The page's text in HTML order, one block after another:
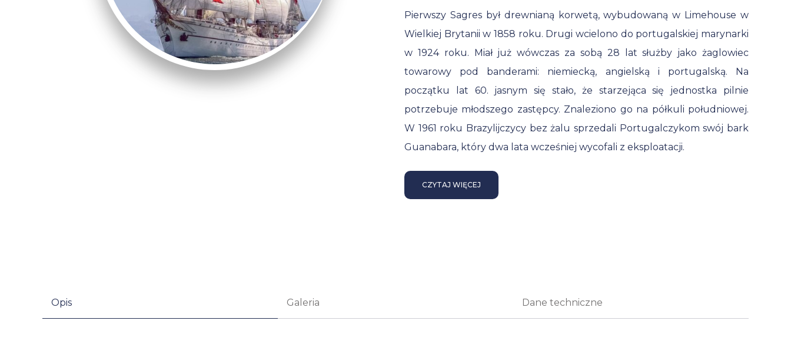
Pierwszy Sagres był drewnianą korwetą, wybudowaną w Limehouse w
Wielkiej Brytanii w 1858 roku. Drugi wcielono do portugalskiej marynarki
w 1924 roku. Miał już wówczas za sobą 28 lat służby jako żaglowiec
towarowy pod banderami: niemiecką, angielską i portugalską. Na
początku lat 60. jasnym się stało, że starzejąca się jednostka pilnie
potrzebuje młodszego zastępcy. Znaleziono go na półkuli południowej.
W 1961 roku Brazylijczycy bez żalu sprzedali Portugalczykom swój bark
Guanabara, który dwa lata wcześniej wycofali z eksploatacji.
CZYTAJ WIĘCEJ
Opis Galeria Dane techniczne